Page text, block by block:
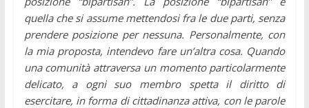
quella che si assume mettendosi fra le due parti, senza
prendere posizione per nessuna. Personalmente, con
la mia proposta, intendevo fare un’altra cosa. Quando
una comunità attraversa un momento particolarmente
delicato, a ogni suo membro spetta il diritto di
esercitare, in forma di cittadinanza attiva, con le parole